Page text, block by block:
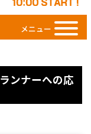
メニュー
ンナーへの応